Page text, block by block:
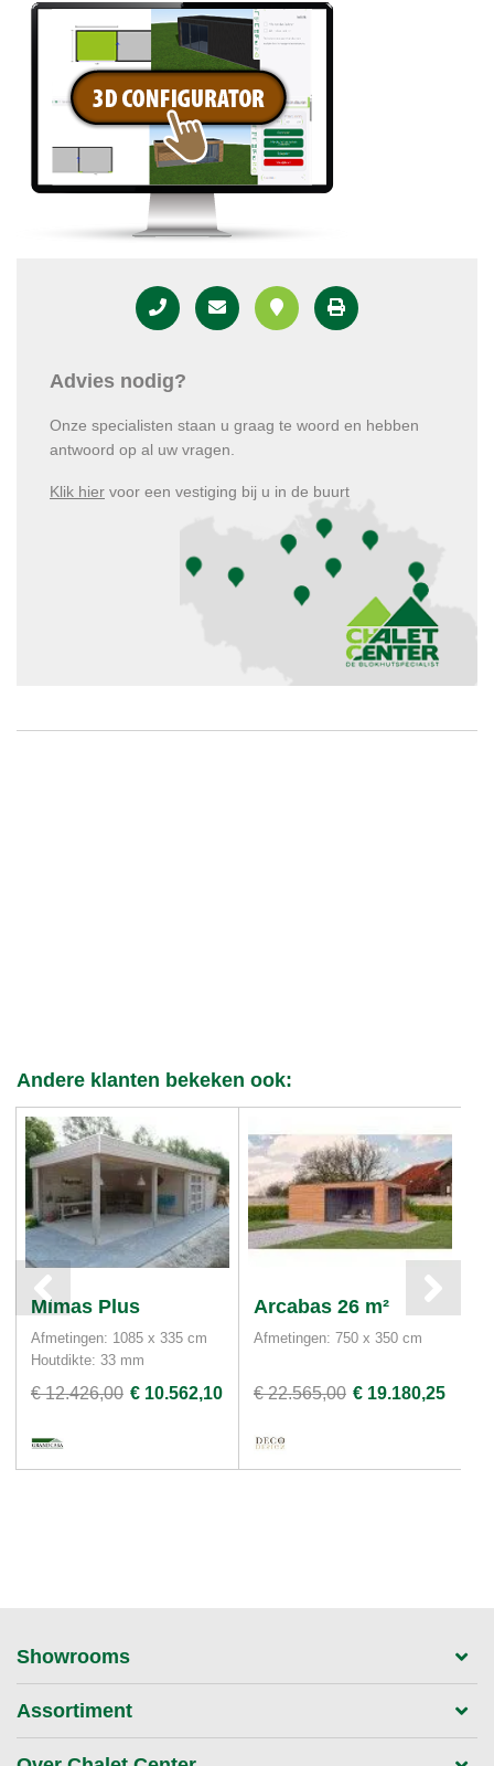
Advies nodig?
Onze specialisten staan u graag te woord en hebben
antwoord op al uw vragen.
Klik hier voor een vestiging bij u in de buurt
Andere klanten bekeken ook:
Mimas Plus
Afmetingen: 1085 x 335 cm
Houtdikte: 33 mm
€ 12.426,00 € 10.562,10
Arcabas 26 m²
Afmetingen: 750 x 350 cm
€ 22.565,00 € 19.180,25
Showrooms
Assortiment